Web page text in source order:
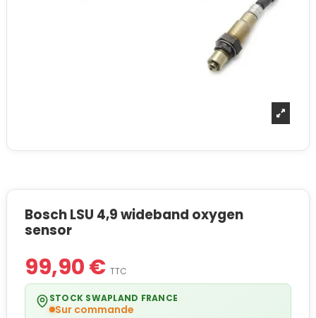
Bosch LSU 4,9 wideband oxygen
sensor
99,90 € TTC
STOCK SWAPLAND FRANCE
Sur commande